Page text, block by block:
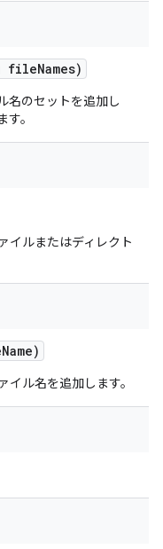
fileNames)
名のセットを追加し
。
イルまたはディレクト
Name)
イル名を追加します。